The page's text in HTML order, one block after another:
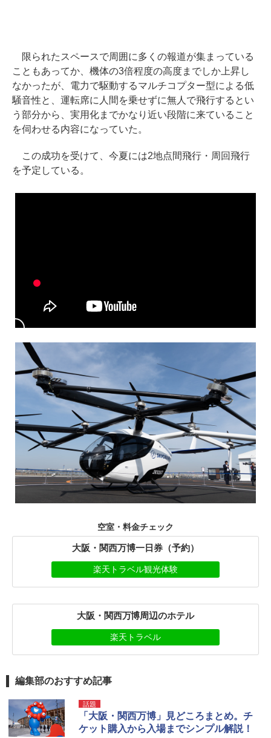
限られたスペースで周囲に多くの報道が集まっている
こともあってか、機体の3倍程度の高度までしか上昇し
なかったが、電力で駆動するマルチコプター型による低
騒音性と、運転席に人間を乗せずに無人で飛行するとい
う部分から、実用化までかなり近い段階に来ていること
を伺わせる内容になっていた。
この成功を受けて、今夏には2地点間飛行・周回飛行
を予定している。
空室・料金チェック
大阪・関西万博一日券（予約）
楽天トラベル観光体験
大阪・関西万博周辺のホテル
楽天トラベル
編集部のおすすめ記事
話題
「大阪・関西万博」見どころまとめ。チ
ケット購入から入場までシンプル解説！